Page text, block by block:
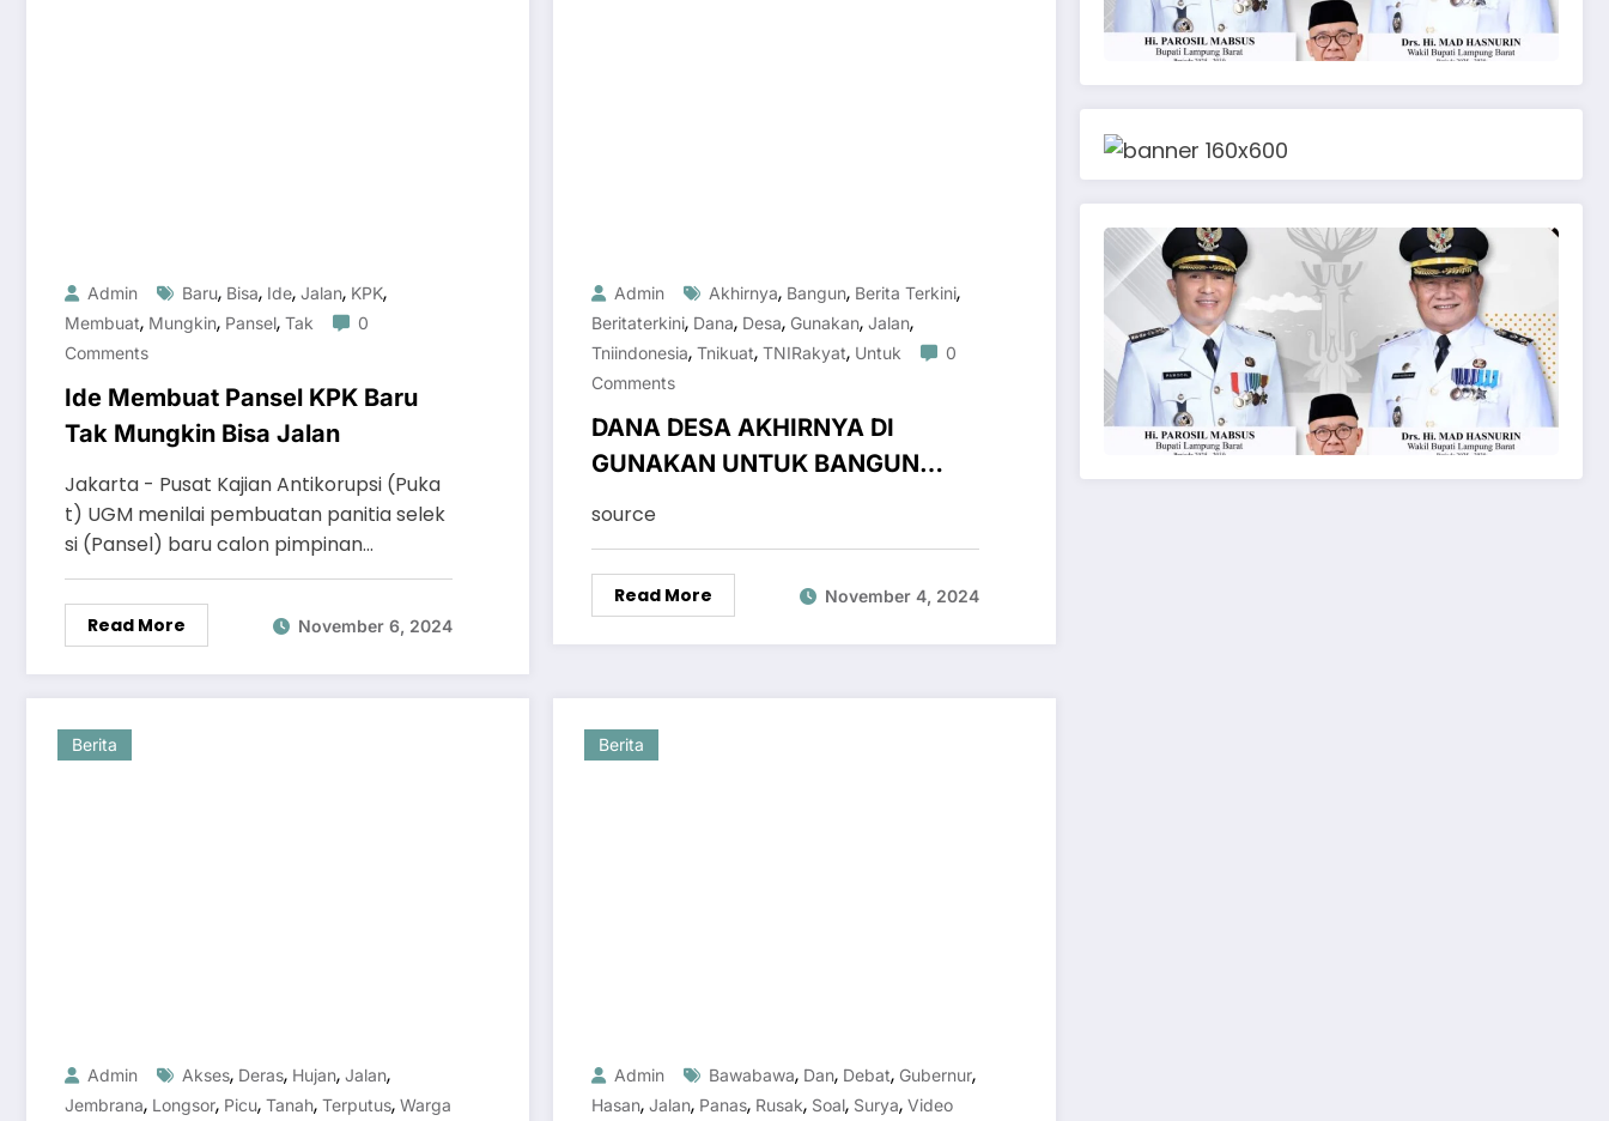
Admin Baru, Bisa, Ide, Jalan, KPK,
Membuat, Mungkin, Pansel, Tak
0
Comments
Ide Membuat Pansel KPK Baru
Tak Mungkin Bisa Jalan
Jakarta - Pusat Kajian Antikorupsi (Puka
t) UGM menilai pembuatan panitia selek
si (Pansel) baru calon pimpinan…
Read More November 6, 2024
Admin Akhirnya, Bangun, Berita Terkini,
Beritaterkini, Dana, Desa, Gunakan, Jalan,
Tniindonesia, Tnikuat, TNIRakyat, Untuk
0
Comments
DANA DESA AKHIRNYA DI
GUNAKAN UNTUK BANGUN
source
Read More November 4, 2024
Berita
Admin Akses, Deras, Hujan, Jalan,
Jembrana, Longsor, Picu, Tanah, Terputus, Warga
Berita
Admin Bawabawa, Dan, Debat, Gubernur,
Hasan, Jalan, Panas, Rusak, Soal, Surya, Video